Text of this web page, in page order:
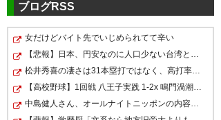
で、甲府フロントはドゥドゥ以
上の外国人選手獲るのかな？ハ
ーフナーかな？ウタカかな？
甲府のドゥドゥが福岡のドゥド
ゥに。 ドゥドゥはシャドーやワ
イドが適していると思うんだけ
どどうだろう。 井原さんはどう
まさかウェリントン、ジウシー
ニョ、ポッピの仲良し3人組がひ
とりもいなくなってしまうとは
ね。 しょうがないこととはい
ブログRSS
女だけどバイト先でいじめられてて辛い
【悲報】日本、円安なのに人口少ない台湾と韓国に「輸出…
松井秀喜の凄さは31本塁打ではなく、高打率で打点稼ぐ安…
【高校野球】1回戦 八王子実践 1-2x 鳴門渦潮 延長タイ…
中島健人さん、オールナイトニッポンの内容がエグすぎる…